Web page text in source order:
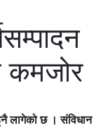
कमजोर
लागेको छ । संविधान